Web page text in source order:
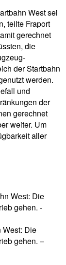
West sei
teilte Fraport
gerechnet
die
der Startbahn
werden.
und
der
gerechnet
weiter. Um
aller
West: Die
gehen. –